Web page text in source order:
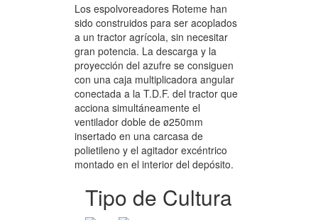
Los espolvoreadores Roteme han
sido construidos para ser acoplados
a un tractor agrícola, sin necesitar
gran potencia. La descarga y la
proyección del azufre se consiguen
con una caja multiplicadora angular
conectada a la T.D.F. del tractor que
acciona simultáneamente el
ventilador doble de ø250mm
insertado en una carcasa de
polietileno y el agitador excéntrico
montado en el interior del depósito.
Tipo de Cultura